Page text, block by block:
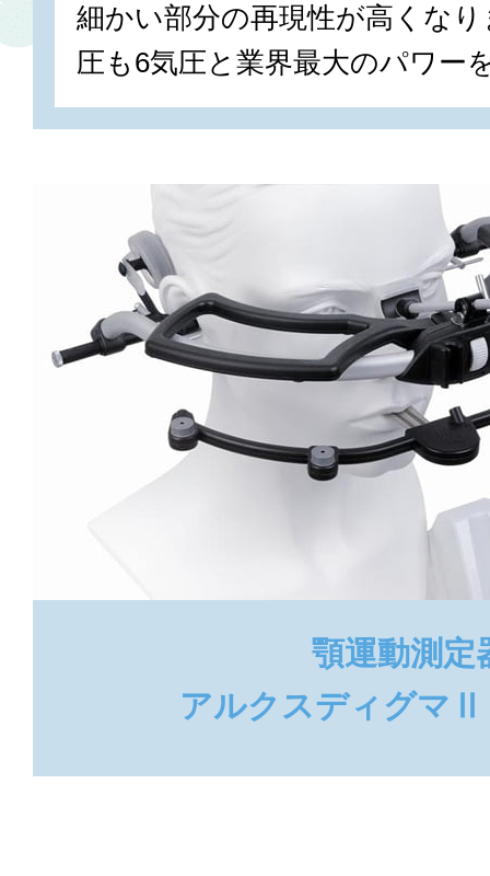
細かい部分の再現性が高くな
圧も6気圧と業界最大のパワー
顎運動測定
アルクスディグマⅡ